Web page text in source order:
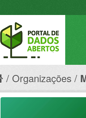
Organizações